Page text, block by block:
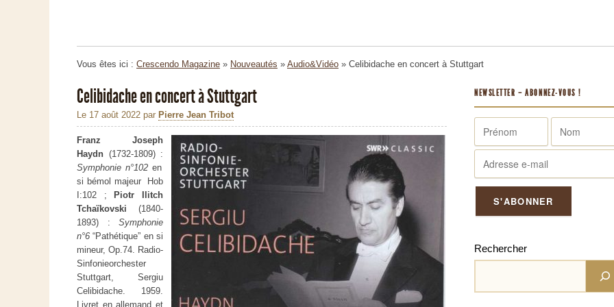
Vous êtes ici : Crescendo Magazine » Nouveautés » Audio&Vidéo » Celibidache en concert à Stuttgart
Celibidache en concert à Stuttgart
Le 17 août 2022 par Pierre Jean Tribot
Franz Joseph
Haydn (1732-1809) :
Symphonie n°102 en
si bémol majeur Hob
I:102 ;
Piotr Ilitch
Tchaïkovski (1840-
1893) : Symphonie
n°6“Pathétique” en si
mineur, Op.74. Radio-
Sinfonieorchester
Stuttgart, Sergiu
Celibidache. 1959.
Livret en allemand et
NEWSLETTER – ABONNEZ-VOUS !
Rechercher